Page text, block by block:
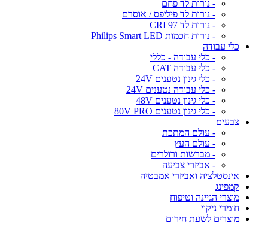
- נורות לד פחם
- נורות לד פיליפס / אוסרם
- נורות לד CRI 97
- נורות חכמות Philips Smart LED
כלי עבודה
- כלי עבודה - כללי
- כלי עבודה CAT
- כלי גינון נטענים 24V
- כלי עבודה נטענים 24V
- כלי גינון נטענים 48V
- כלי גינון נטענים 80V PRO
צבעים
- עולם המתכת
- עולם העץ
- מברשות ורולרים
- אביזרי צביעה
אינסטלציה ואביזרי אמבטיה
קמפינג
מוצרי הגיינה וטיפוח
חומרי ניקוי
מוצרים לשעת חירום